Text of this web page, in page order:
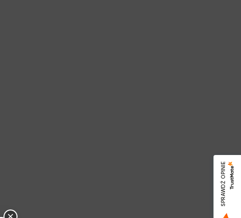
SPRAWDŹ OPINIE